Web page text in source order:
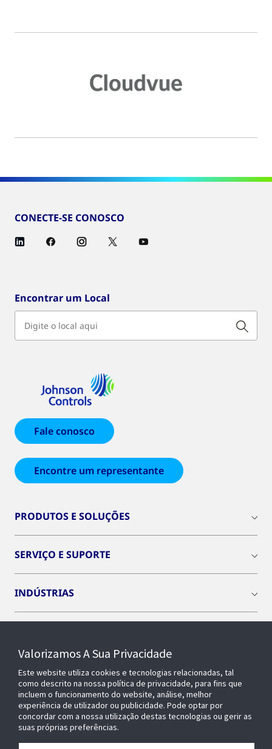
CONECTE-SE CONOSCO
Encontrar um Local
Fale conosco
Encontre um representante
PRODUTOS E SOLUÇÕES
SERVIÇO E SUPORTE
INDÚSTRIAS
SOBRE NÓS
OPENBLUE
EDIFÍCIOS INTELIGENTES
Valorizamos A Sua Privacidade
Este website utiliza cookies e tecnologias relacionadas, tal
como descrito na nossa política de privacidade, para fins que
incluem o funcionamento do website, análise, melhor
experiência de utilizador ou publicidade. Pode optar por
concordar com a nossa utilização destas tecnologias ou gerir as
suas próprias preferências.